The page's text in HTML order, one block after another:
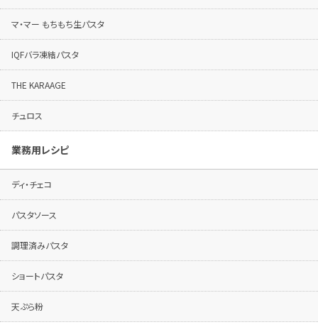
マ・マー もちもち生パスタ
IQFバラ凍結パスタ
THE KARAAGE
チュロス
業務用レシピ
ディ・チェコ
パスタソース
調理済みパスタ
ショートパスタ
天ぷら粉